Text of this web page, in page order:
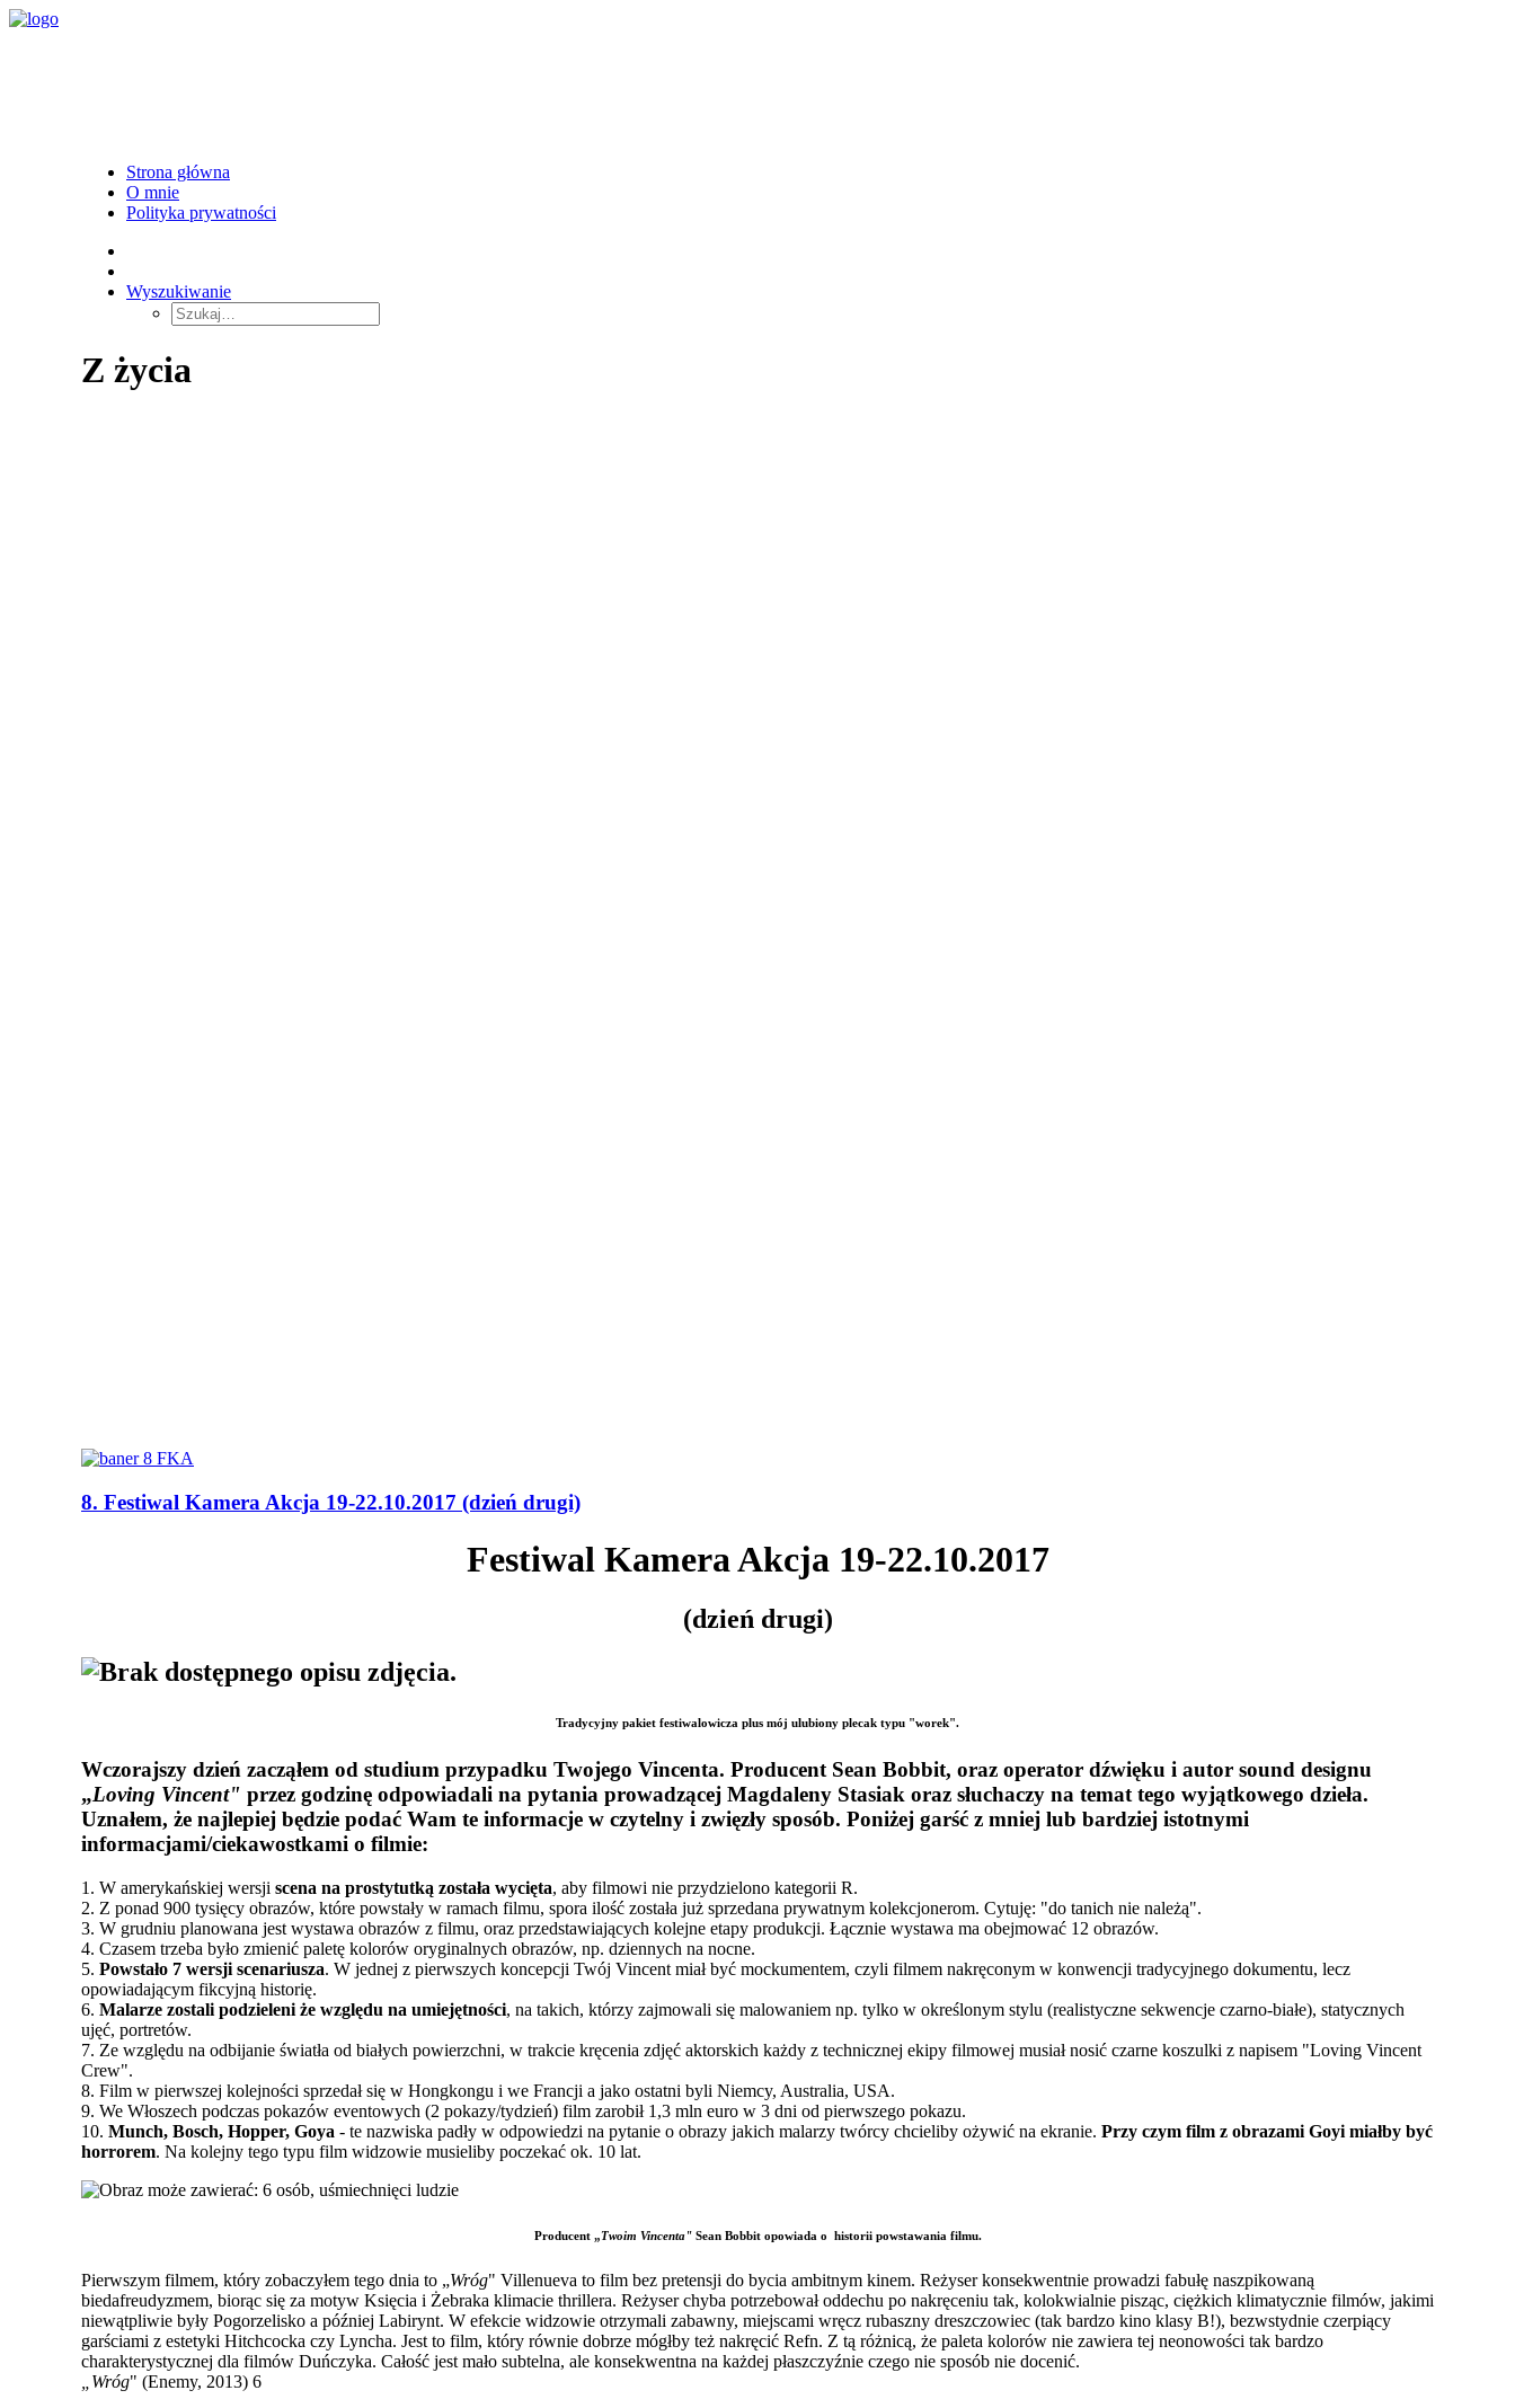
Strona główna
O mnie
Polityka prywatności
Wyszukiwanie
Z życia
8. Festiwal Kamera Akcja 19-22.10.2017 (dzień drugi)
Festiwal Kamera Akcja 19-22.10.2017
(dzień drugi)
Tradycyjny pakiet festiwalowicza plus mój ulubiony plecak typu "worek".
Wczorajszy dzień zacząłem od studium przypadku Twojego Vincenta. Producent Sean Bobbit, oraz operator dźwięku i autor sound designu
„Loving Vincent" przez godzinę odpowiadali na pytania prowadzącej Magdaleny Stasiak oraz słuchaczy na temat tego wyjątkowego dzieła.
Uznałem, że najlepiej będzie podać Wam te informacje w czytelny i zwięzły sposób. Poniżej garść z mniej lub bardziej istotnymi
informacjami/ciekawostkami o filmie:
1. W amerykańskiej wersji scena na prostytutką została wycięta, aby filmowi nie przydzielono kategorii R.
2. Z ponad 900 tysięcy obrazów, które powstały w ramach filmu, spora ilość została już sprzedana prywatnym kolekcjonerom. Cytuję: "do tanich nie należą".
3. W grudniu planowana jest wystawa obrazów z filmu, oraz przedstawiających kolejne etapy produkcji. Łącznie wystawa ma obejmować 12 obrazów.
4. Czasem trzeba było zmienić paletę kolorów oryginalnych obrazów, np. dziennych na nocne.
5. Powstało 7 wersji scenariusza. W jednej z pierwszych koncepcji Twój Vincent miał być mockumentem, czyli filmem nakręconym w konwencji tradycyjnego dokumentu, lecz
opowiadającym fikcyjną historię.
6. Malarze zostali podzieleni że względu na umiejętności, na takich, którzy zajmowali się malowaniem np. tylko w określonym stylu (realistyczne sekwencje czarno-białe), statycznych
ujęć, portretów.
7. Ze względu na odbijanie światła od białych powierzchni, w trakcie kręcenia zdjęć aktorskich każdy z technicznej ekipy filmowej musiał nosić czarne koszulki z napisem "Loving Vincent
Crew".
8. Film w pierwszej kolejności sprzedał się w Hongkongu i we Francji a jako ostatni byli Niemcy, Australia, USA.
9. We Włoszech podczas pokazów eventowych (2 pokazy/tydzień) film zarobił 1,3 mln euro w 3 dni od pierwszego pokazu.
10. Munch, Bosch, Hopper, Goya - te nazwiska padły w odpowiedzi na pytanie o obrazy jakich malarzy twórcy chcieliby ożywić na ekranie. Przy czym film z obrazami Goyi miałby być
horrorem. Na kolejny tego typu film widzowie musieliby poczekać ok. 10 lat.
Producent „Twoim Vincenta" Sean Bobbit opowiada o historii powstawania filmu.
Pierwszym filmem, który zobaczyłem tego dnia to „Wróg" Villenueva to film bez pretensji do bycia ambitnym kinem. Reżyser konsekwentnie prowadzi fabułę naszpikowaną
biedafreudyzmem, biorąc się za motyw Księcia i Żebraka klimacie thrillera. Reżyser chyba potrzebował oddechu po nakręceniu tak, kolokwialnie pisząc, ciężkich klimatycznie filmów, jakimi
niewątpliwie były Pogorzelisko a później Labirynt. W efekcie widzowie otrzymali zabawny, miejscami wręcz rubaszny dreszczowiec (tak bardzo kino klasy B!), bezwstydnie czerpiący
garściami z estetyki Hitchcocka czy Lyncha. Jest to film, który równie dobrze mógłby też nakręcić Refn. Z tą różnicą, że paleta kolorów nie zawiera tej neonowości tak bardzo
charakterystycznej dla filmów Duńczyka. Całość jest mało subtelna, ale konsekwentna na każdej płaszczyźnie czego nie sposób nie docenić.
„Wróg" (Enemy, 2013) 6